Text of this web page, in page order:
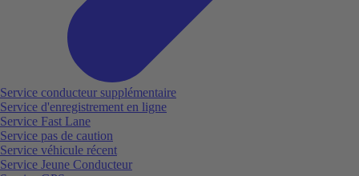
Service conducteur supplémentaire
Service d'enregistrement en ligne
Service Fast Lane
Service pas de caution
Service véhicule récent
Service Jeune Conducteur